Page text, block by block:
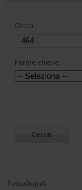
Cerca :
Parole chiave :
3 risultato/i :